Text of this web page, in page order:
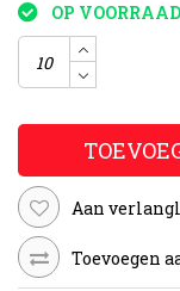
OP VOORRAAD
Aan
Toevoegen